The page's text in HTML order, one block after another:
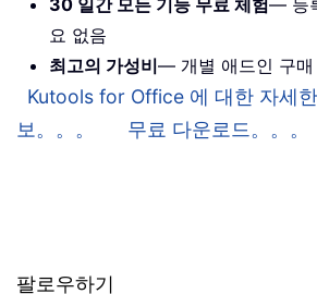
30 일간 모든 기능 무료 체험— 등
요 없음
최고의 가성비— 개별 애드인 구매
Kutools for Office 에 대한 자세
보。。。
무료 다운로드。。。
팔로우하기